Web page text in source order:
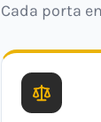
Cada porta